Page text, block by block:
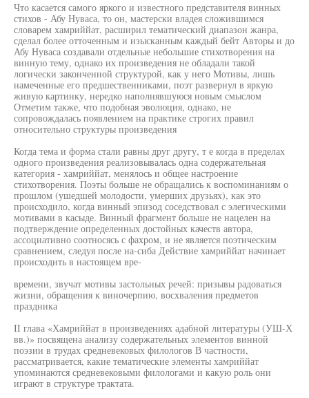
Что касается самого яркого и известного представителя винных
стихов - Абу Нуваса, то он, мастерски владея сложившимся
словарем хамриййат, расширил тематический диапазон жанра,
сделал более отточенным и изысканным каждый бейт Авторы и до
Абу Нуваса создавали отдельные небольшие стихотворения на
винную тему, однако их произведения не обладали такой
логически законченной структурой, как у него Мотивы, лишь
намеченные его предшественниками, поэт развернул в яркую
живую картинку, нередко наполнявшуюся новым смыслом
Отметим также, что подобная эволюция, однако, не
сопровождалась появлением на практике строгих правил
относительно структуры произведения
Когда тема и форма стали равны друг другу, т е когда в пределах
одного произведения реализовывалась одна содержательная
категория - хамриййат, менялось и общее настроение
стихотворения. Поэты больше не обращались к воспоминаниям о
прошлом (ушедшей молодости, умерших друзьях), как это
происходило, когда винный эпизод соседствовал с элегическими
мотивами в касыде. Винный фрагмент больше не нацелен на
подтверждение определенных достойных качеств автора,
ассоциативно соотносясь с фахром, и не является поэтическим
сравнением, следуя после на-сиба Действие хамриййат начинает
происходить в настоящем вре-
времени, звучат мотивы застольных речей: призывы радоваться
жизни, обращения к виночерпию, восхваления предметов
праздника
II глава «Хамриййат в произведениях адабной литературы (УШ-Х
вв.)» посвящена анализу содержательных элементов винной
поэзии в трудах средневековых филологов В частности,
рассматривается, какие тематические элементы хамриййат
упоминаются средневековыми филологами и какую роль они
играют в структуре трактата.